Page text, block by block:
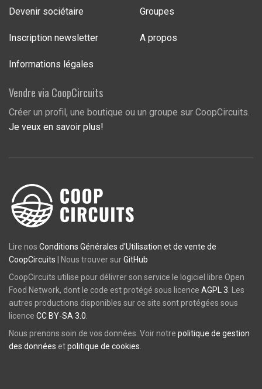
Devenir sociétaire
Inscription newsletter
Informations légales
Groupes
A propos
Vendre via CoopCircuits
Créer un profil, une boutique ou un groupe sur CoopCircuits.
Je veux en savoir plus!
Lire nos Conditions Générales d'Utilisation et de vente de
CoopCircuits | Nous trouver surGitHub
CoopCircuits utilise pour délivrer son service le logiciel libre Open
Food Network, dont le code est protégé sous licence AGPL 3 . Les
autres productions disponibles sur ce site sont protégées sous
licence CC BY-SA 3.0
Nous prenons soin de vos données. Voir notre politique de gestion
des données etpolitique de cookies